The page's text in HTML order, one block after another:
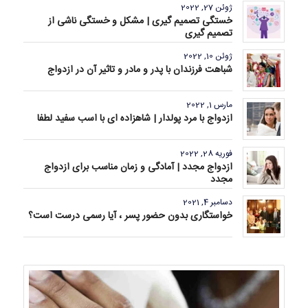
ژوئن 27, 2022
خستگی تصمیم گیری | مشکل و خستگی ناشی از
تصمیم گیری
ژوئن 10, 2022
شباهت فرزندان با پدر و مادر و تاثیر آن در ازدواج
مارس 1, 2022
ازدواج با مرد پولدار | شاهزاده ای با اسب سفید لطفا
فوریه 28, 2022
ازدواج مجدد | آمادگی و زمان مناسب برای ازدواج
مجدد
دسامبر 4, 2021
خواستگاری بدون حضور پسر ، آیا رسمی درست است؟